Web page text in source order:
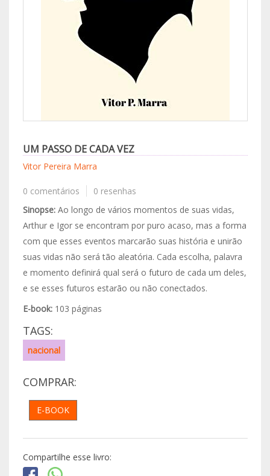
UM PASSO DE CADA VEZ
Vitor Pereira Marra
0 comentários
0 resenhas
Sinopse:Ao longo de vários momentos de suas vidas,
Arthur e Igor se encontram por puro acaso, mas a forma
com que esses eventos marcarão suas história e unirão
suas vidas não será tão aleatória. Cada escolha, palavra
e momento definirá qual será o futuro de cada um deles,
e se esses futuros estarão ou não conectados.
E-book:103 páginas
TAGS:
nacional
COMPRAR:
E-BOOK
Compartilhe esse livro: